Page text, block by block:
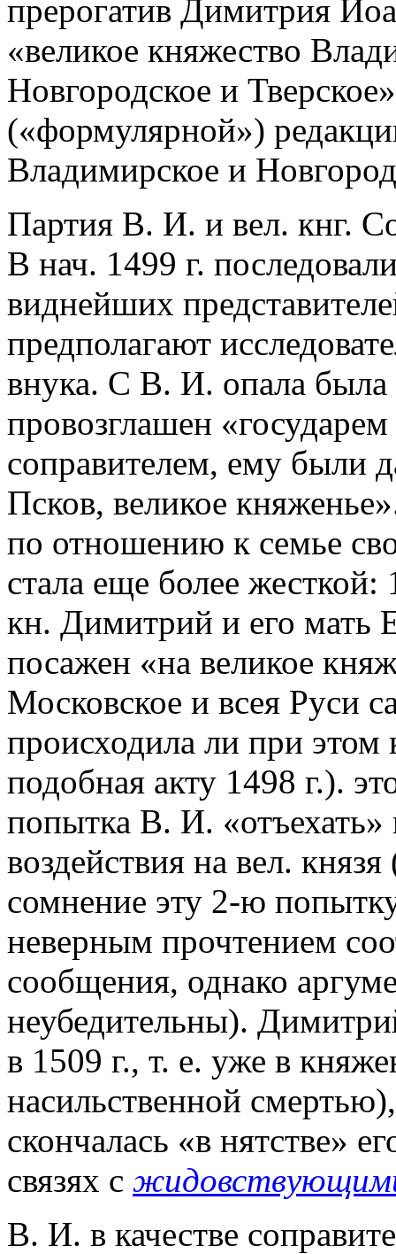
прерогатив Димитрия
«великое княжество
Новгородское и
(«формулярной»)
Владимирское и
Партия В. И. и вел. кнг.
В нач. 1499 г.
виднейших
предполагают
внука. С В. И. опала была
провозглашен
соправителем, ему были
Псков, великое
по отношению к семье
стала еще более
кн. Димитрий и его мать
посажен «на великое
Московское и всея Руси
происходила ли при этом
подобная акту 1498 г.).
попытка В. И. «отъехать»
воздействия на вел.
сомнение эту 2-ю
неверным прочтением
сообщения, однако
неубедительны).
в 1509 г., т. е. уже в
насильственной
скончалась «в нятстве»
связях с
В. И. в качестве